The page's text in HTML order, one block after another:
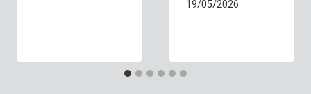
19/05/2026